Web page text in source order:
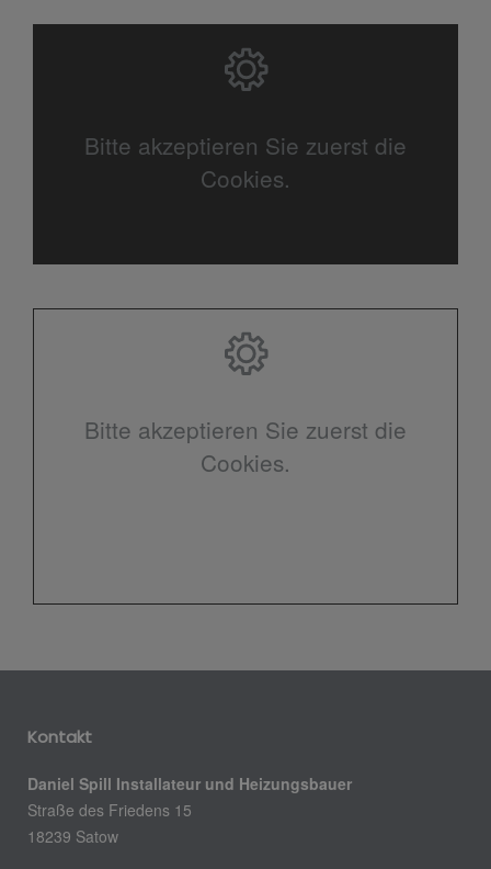
Bitte akzeptieren Sie zuerst die
Cookies.
Bitte akzeptieren Sie zuerst die
Cookies.
Kontakt
Daniel Spill Installateur und Heizungsbauer
Straße des Friedens 15
18239 Satow